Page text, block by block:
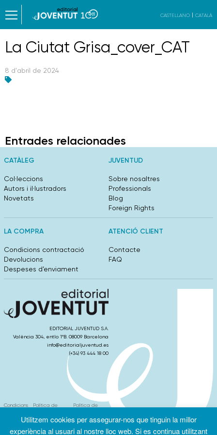
CASTELLANO CATALÀ
La Ciutat Grisa_cover_CAT
8 d'abril de 2024
Entrades relacionades
CATÀLEG
Col·leccions
Autors i il·lustradors
Novetats
JUVENTUD
Sobre nosaltres
Professionals
Blog
Foreign Rights
LA COMPRA
Condicions contractació
Devolucions
Despeses d’enviament
ATENCIÓ CLIENT
Contacte
FAQ
EDITORIAL JUVENTUD S.A.
València 304, entlo 1ºB. 08009 Barcelona
info@editorialjuventud.es
(+34) 93 444 18 00
Condicions
Política de
Política de
Utilitzem cookies per assegurar-nos que tinguin la millor
experiència al usuari al nostre lloc web. Si es continua utilitzant